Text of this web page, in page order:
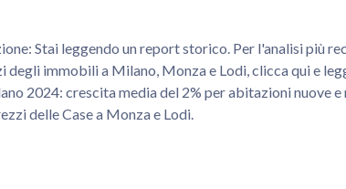
Stai leggendo un report storico. Per l'analisi più
degli immobili a Milano, Monza e Lodi, clicca qui e
2024: crescita media del 2% per abitazioni nuove
delle Case a Monza e Lodi.